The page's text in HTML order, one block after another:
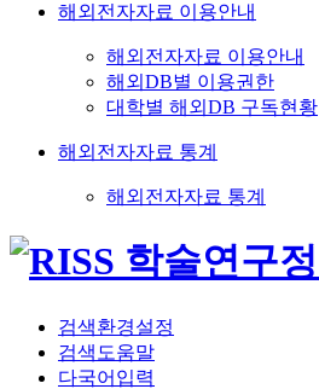
해외전자자료 이용안내
해외전자자료 이용안내
해외DB별 이용권한
대학별 해외DB 구독현황
해외전자자료 통계
해외전자자료 통계
검색환경설정
검색도움말
다국어입력